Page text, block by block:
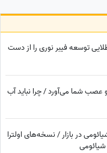
فساد اقتصادی تا...
توسعه فیبر نوری را از دست
عصب شما می‌آورد / چرا نباید آب
شیائومی در بازار / نسخه‌های اولترا